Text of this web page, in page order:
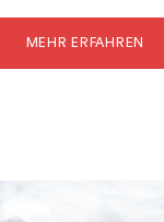
MEHR ERFAHREN